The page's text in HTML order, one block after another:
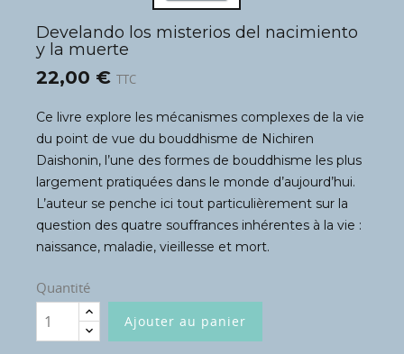
Develando los misterios del nacimiento
y la muerte
22,00 € TTC
Ce livre explore les mécanismes complexes de la vie
du point de vue du bouddhisme de Nichiren
Daishonin, l’une des formes de bouddhisme les plus
largement pratiquées dans le monde d’aujourd’hui.
L’auteur se penche ici tout particulièrement sur la
question des quatre souffrances inhérentes à la vie :
naissance, maladie, vieillesse et mort.
Quantité
Ajouter au panier